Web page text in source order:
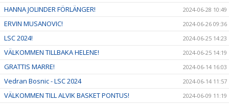
HANNA JOLINDER FÖRLÄNGER! 2024-06-28 10:49
ERVIN MUSANOVIC! 2024-06-26 09:36
LSC 2024! 2024-06-25 14:23
VÄLKOMMEN TILLBAKA HELENE! 2024-06-25 14:19
GRATTIS MARRE! 2024-06-14 16:03
Vedran Bosnic - LSC 2024 2024-06-14 11:57
VÄLKOMMEN TILL ALVIK BASKET PONTUS! 2024-06-09 11:19